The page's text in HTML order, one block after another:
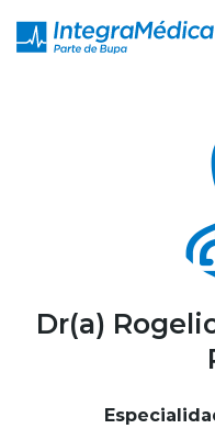
Especialidades y
Telemedicina Blua
Clínicas Dentales
Dr(a)